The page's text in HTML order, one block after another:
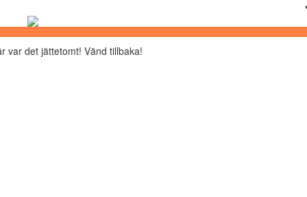
var det jättetomt! Vänd tillbaka!